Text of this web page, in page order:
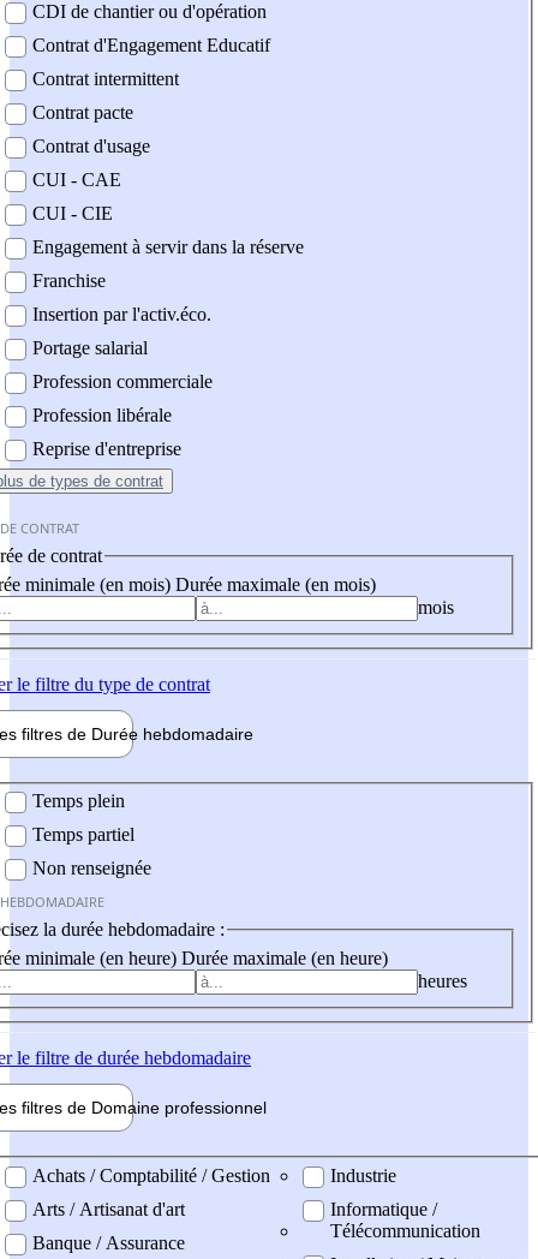
CDI de chantier ou d'opération
Contrat d'Engagement Educatif
Contrat intermittent
Contrat pacte
Contrat d'usage
CUI - CAE
CUI - CIE
Engagement à servir dans la réserve
Franchise
Insertion par l'activ.éco.
Portage salarial
Profession commerciale
Profession libérale
Reprise d'entreprise
de types de contrat
CONTRAT
de contrat
minimale (en mois) Durée maximale (en mois)
mois
le filtre du type de contrat
filtres de Durée hebdomadaire
Temps plein
Temps partiel
Non renseignée
la durée hebdomadaire :
minimale (en heure) Durée maximale (en heure)
heures
le filtre de durée hebdomadaire
filtres de Domaine professionnel
professionel
Achats / Comptabilité / Gestion
Arts / Artisanat d'art
Banque / Assurance
Industrie
Informatique /
Télécommunication